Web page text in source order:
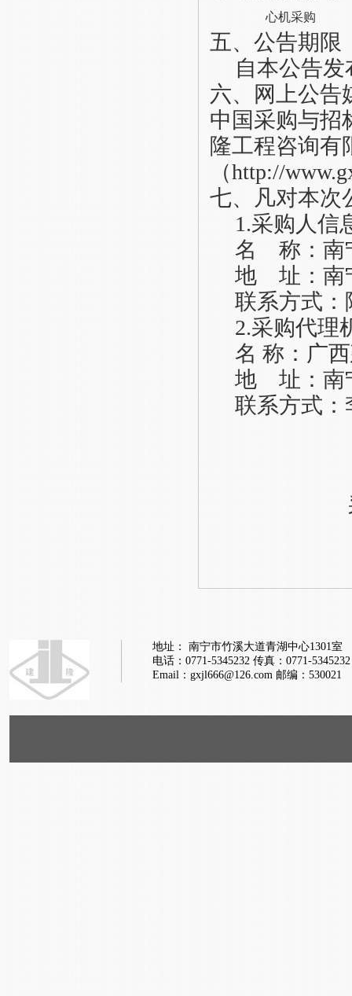
心机采购
五、公告期限
自本公告
六、
网上公告
中国采购与招
隆工程咨询有
（http://
七、
凡对本次
1.采购人信
名
称：南
地
址：南
联系方式：
2.采购代理
名 称：广
地 址：南
联系方式
地址： 南宁市竹溪大道青湖中心1301室
电话：0771-5345232传真：0771-5345232
Email：gxjl666@126.com 邮编：530021